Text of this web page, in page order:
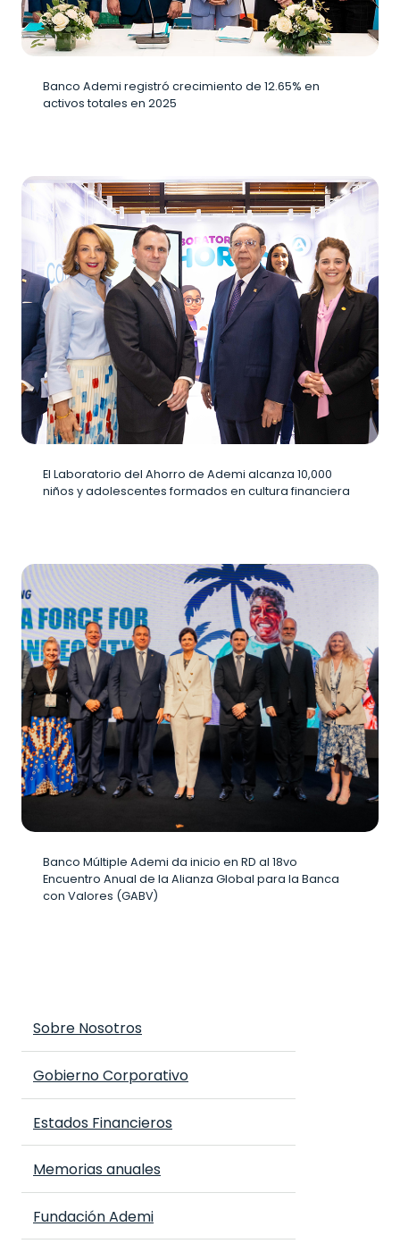
Banco Ademi registró crecimiento de 12.65% en
activos totales en 2025
El Laboratorio del Ahorro de Ademi alcanza 10,000
niños y adolescentes formados en cultura financiera
Banco Múltiple Ademi da inicio en RD al 18vo
Encuentro Anual de la Alianza Global para la Banca
con Valores (GABV)
Sobre Nosotros
Gobierno Corporativo
Estados Financieros
Memorias anuales
Fundación Ademi